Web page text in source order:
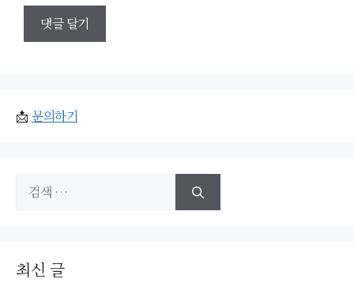
📩 문의하기
최신 글